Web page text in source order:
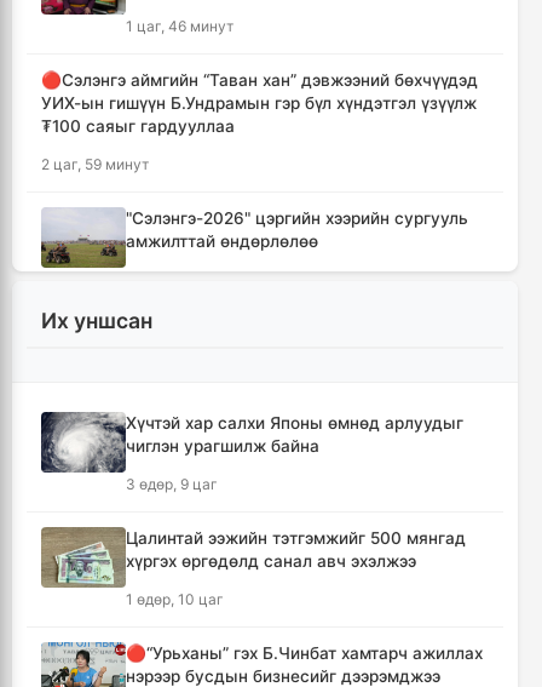
1 цаг, 46 минут
🔴Сэлэнгэ аймгийн “Таван хан” дэвжээний бөхчүүдэд
УИХ-ын гишүүн Б.Ундрамын гэр бүл хүндэтгэл үзүүлж
₮100 саяыг гардууллаа
2 цаг, 59 минут
"Сэлэнгэ-2026" цэргийн хээрийн сургууль
амжилттай өндөрлөлөө
Хотын захын хорооллуудад бизнес
5 цаг, 3 минут
түрүүлсэн бөхийг 20 сая төгрөгөөр байлна
7 цаг, 59 минут
нөөцийг 60 хоногт хүргэж, үнийн өсөлтийн
9 цаг, 35 минут
Их уншсан
Хүчтэй хар салхи Японы өмнөд арлуудыг
чиглэн урагшилж байна
3 өдөр, 9 цаг
Цалинтай ээжийн тэтгэмжийг 500 мянгад
хүргэх өргөдөлд санал авч эхэлжээ
1 өдөр, 10 цаг
🔴“Урьханы” гэх Б.Чинбат хамтарч ажиллах
нэрээр бусдын бизнесийг дээрэмджээ